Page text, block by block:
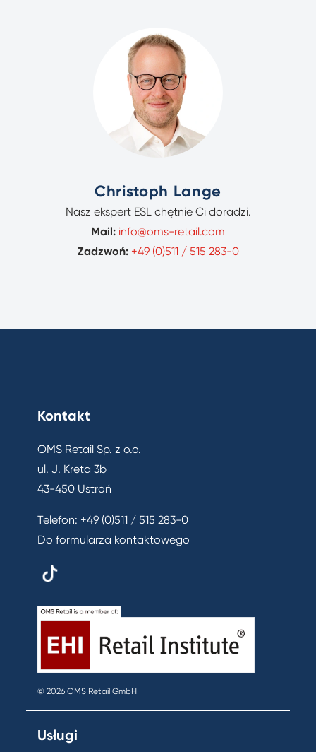
Christoph Lange
Nasz ekspert ESL chętnie Ci doradzi.
Mail: info@oms-retail.com
Zadzwoń: +49 (0)511 / 515 283-0
Kontakt
OMS Retail Sp. z o.o.
ul. J. Kreta 3b
43-450 Ustroń
Telefon: +49 (0)511 / 515 283-0
Do formularza kontaktowego
© 2026 OMS Retail GmbH
Usługi